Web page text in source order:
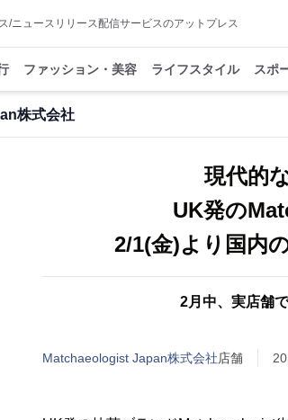
/ニュースリリース配信サービスのアットプレス
ファッション・美容 ライフスタイル スポ
株式会社
現代的
UK発の
2/1(金)より国内
2月中、実店舗
Matchaeologist Japan株式会社店舗